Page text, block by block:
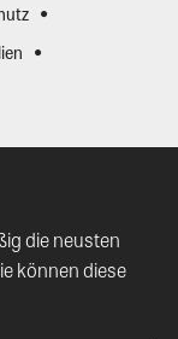
die neusten
können diese